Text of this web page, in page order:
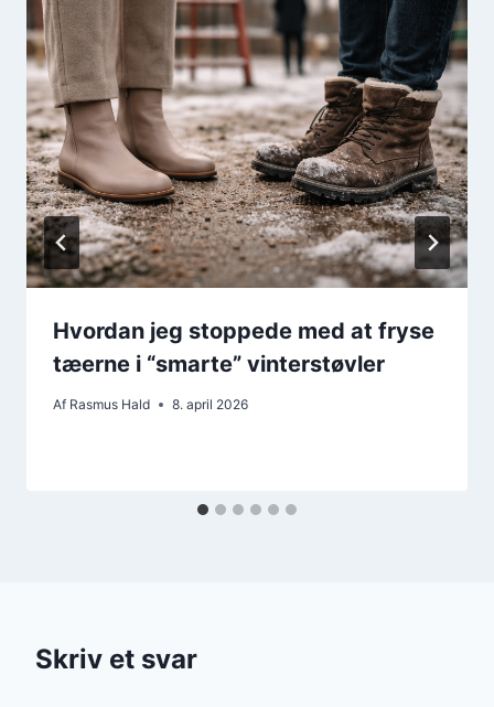
Hvordan jeg stoppede med at fryse
tæerne i “smarte” vinterstøvler
Af Rasmus Hald 8. april 2026
Skriv et svar